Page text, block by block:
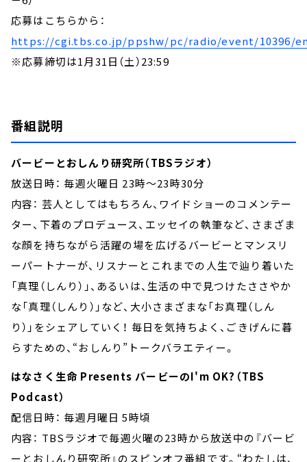
応募はこちらから：
https://cgi.tbs.co.jp/ppshw/pc/radio/event/10396/
※応募締切は1月31日（土）23:59
番組説明
バービーとおしんり研究所（TBSラジオ）
放送日時： 毎週火曜日 23時～23時30分
内容： 芸人としてはもちろん、ワイドショーのコメンテー
ター、下着のプロデュース、エッセイの執筆など、さまざま
な顔を持ちながら活躍の場を広げるバービーとマンスリ
ーパートナーが、リスナーとこれまでの人生で辿り着いた
「真理（しんり）」、あるいは、生活の中で見つけたささやか
な「真理（しんり）」など、大小さまざまな「お真理（しん
り）」をシェアしていく！ 毎日を気持ちよく、ごきげんに暮
らすための、“おしんり”トークバラエティー。
はなさく生命 Presents バービーのI'm OK?（TBS
Podcast）
配信日時： 毎週月曜日 5時頃
内容： TBSラジオで毎週火曜の23時から放送中の『バービ
ーとおしんり研究所』のスピンオフ番組です。“わたしは、